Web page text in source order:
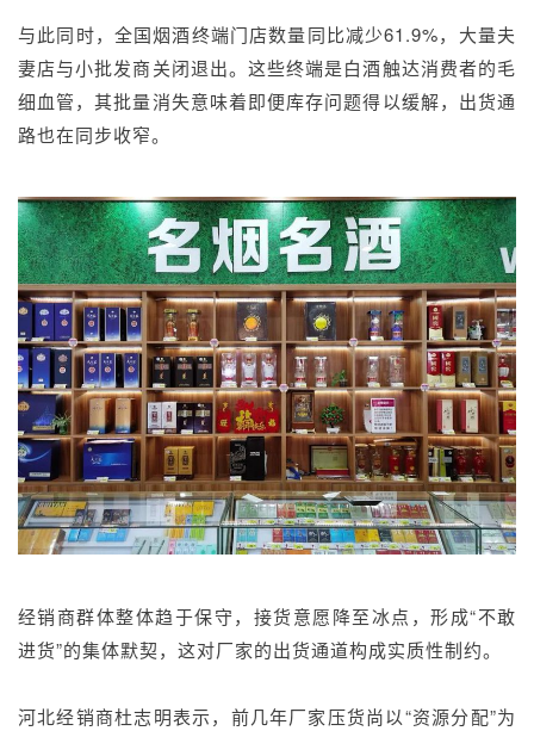
与此同时，全国烟酒终端门店数量同比减少61.9%，大量夫
妻店与小批发商关闭退出。这些终端是白酒触达消费者的毛
细血管，其批量消失意味着即便库存问题得以缓解，出货通
路也在同步收窄。
经销商群体整体趋于保守，接货意愿降至冰点，形成“不敢
进货”的集体默契，这对厂家的出货通道构成实质性制约。
河北经销商杜志明表示，前几年厂家压货尚以“资源分配”为